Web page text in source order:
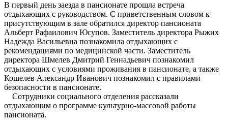
В первый день заезда в пансионате прошла встреча
отдыхающих с руководством. С приветственным словом к
присутствующим в зале обратился директор пансионата
Альберт Рафаилович Юсупов. Заместитель директора Рыжих
Надежда Васильевна познакомила отдыхающих с
рекомендациями по медицинской части. Заместитель
директора Шмелев Дмитрий Геннадьевич познакомил
отдыхающих с условиями проживания в пансионате, а также
Кошелев Александр Иванович познакомил с правилами
безопасности в пансионате.
Сотрудники социального отделения рассказали
отдыхающим о программе культурно-массовой работы
пансионата.